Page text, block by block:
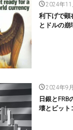
2024年11
利下げで顕
とドルの崩
2024年9
日銀とFRB
壊とビット